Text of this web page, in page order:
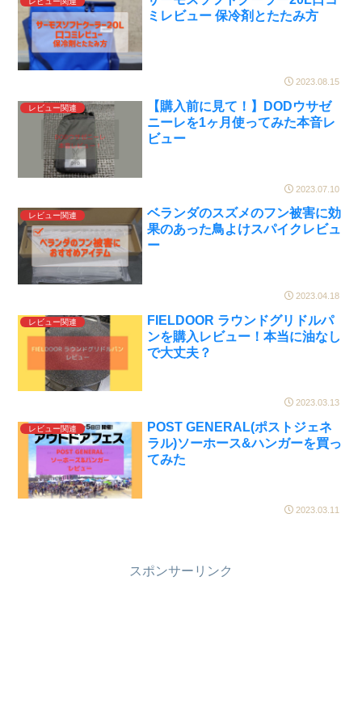
ミレビュー 保冷剤とたたみ方
2023.08.15
レビュー関連
【購入前に見て！】DODウサゼ
ニーレを1ヶ月使ってみた本音レ
ビュー
2023.07.10
レビュー関連
ベランダのスズメのフン被害に効
果のあった鳥よけスパイクレビュ
ー
2023.04.18
レビュー関連
FIELDOOR ラウンドグリドルパ
ンを購入レビュー！本当に油なし
で大丈夫？
2023.03.13
レビュー関連
POST GENERAL(ポストジェネ
ラル)ソーホース&ハンガーを買っ
てみた
2023.03.11
スポンサーリンク